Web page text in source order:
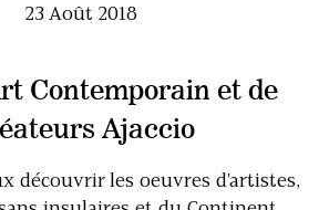
23 Août 2018
Contemporain et de
Ajaccio
découvrir les oeuvres d'artistes,